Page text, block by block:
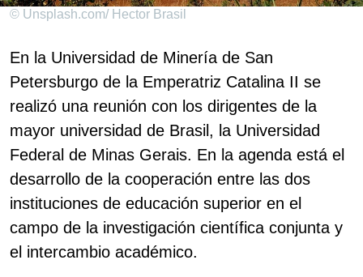
© Unsplash.com/ Hector Brasil
En la Universidad de Minería de San
Petersburgo de la Emperatriz Catalina II se
realizó una reunión con los dirigentes de la
mayor universidad de Brasil, la Universidad
Federal de Minas Gerais. En la agenda está el
desarrollo de la cooperación entre las dos
instituciones de educación superior en el
campo de la investigación científica conjunta y
el intercambio académico.